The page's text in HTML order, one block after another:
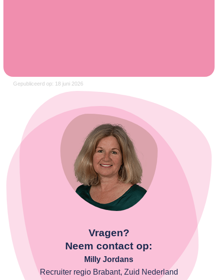
Gepubliceerd op: 18 juni 2026
Vragen?
Neem contact op:
Milly Jordans
Recruiter regio Brabant, Zuid Nederland